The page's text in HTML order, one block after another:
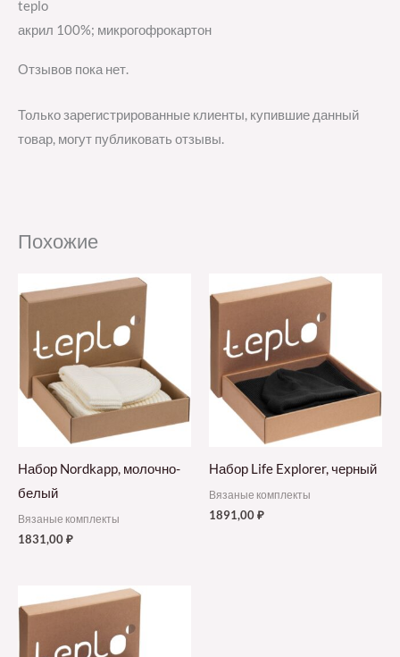
teplo
акрил 100%; микрогофрокартон
Отзывов пока нет.
Только зарегистрированные клиенты, купившие данный
товар, могут публиковать отзывы.
Похожие
Набор Nordkapp, молочно-
белый
Вязаные комплекты
1831,00₽
Набор Life Explorer, черный
Вязаные комплекты
1891,00₽